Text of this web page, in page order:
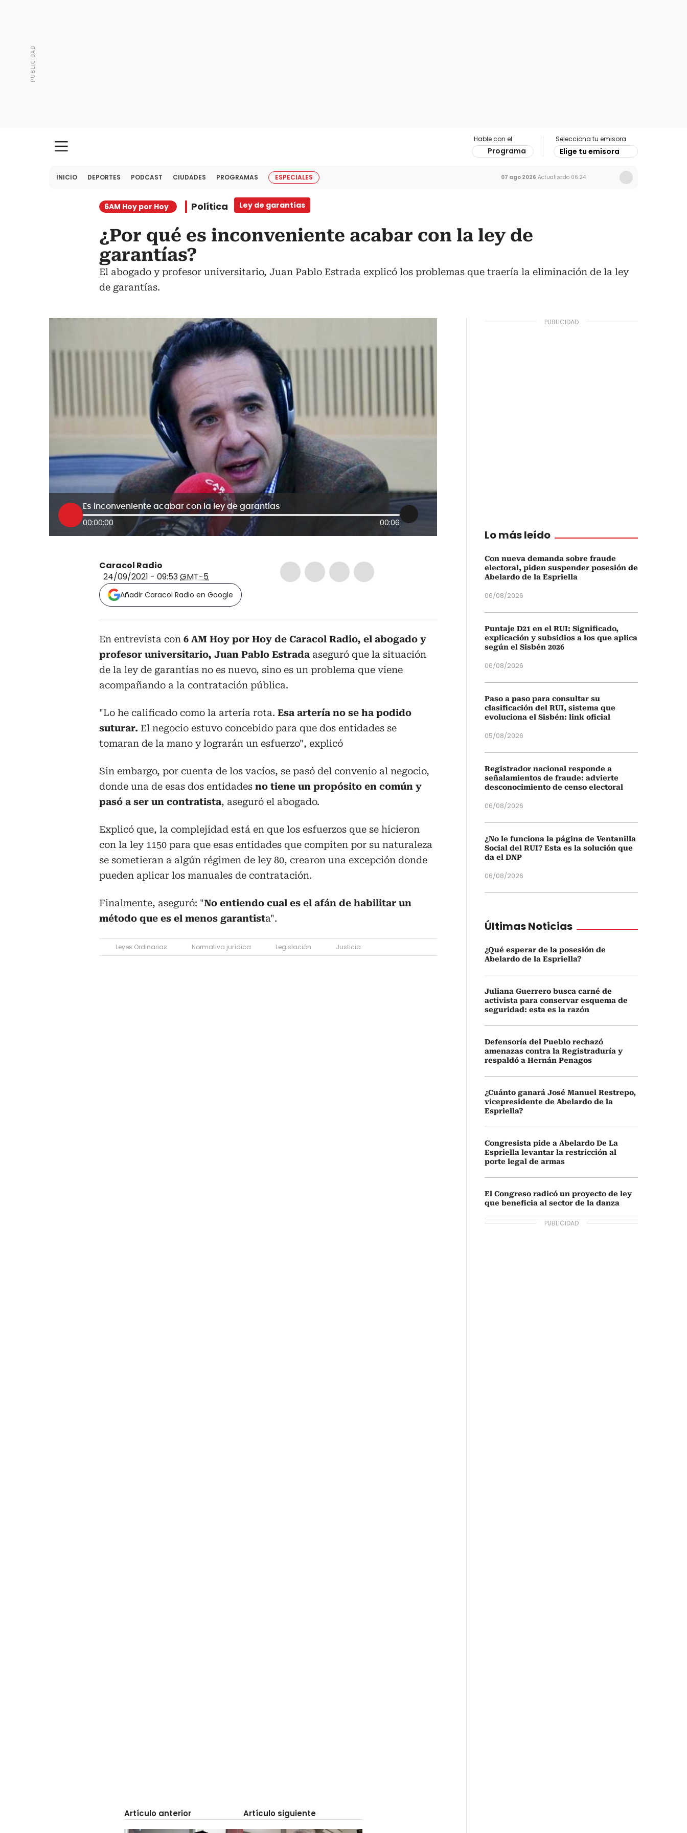
Hable con el
Programa
Selecciona tu emisora
Elige tu emisora
INICIO DEPORTES PODCAST CIUDADES PROGRAMAS ESPECIALES 07 ago 2026 Actualizado 06:24
6AM Hoy por Hoy Política Ley de garantías
¿Por qué es inconveniente acabar con la ley de
garantías?
El abogado y profesor universitario, Juan Pablo Estrada explicó los problemas que traería la eliminación de la ley
de garantías.
Es inconveniente acabar con la ley de garantías
00:00:00 00:06
Caracol Radio
24/09/2021 - 09:53GMT-5
Añadir Caracol Radio en Google
En entrevista con 6 AM Hoy por Hoy de Caracol Radio, el abogado y
profesor universitario, Juan Pablo Estrada aseguró que la situación
de la ley de garantías no es nuevo, sino es un problema que viene
acompañando a la contratación pública.
"Lo he calificado como la artería rota. Esa artería no se ha podido
suturar. El negocio estuvo concebido para que dos entidades se
tomaran de la mano y lograrán un esfuerzo", explicó
Sin embargo, por cuenta de los vacíos, se pasó del convenio al negocio,
donde una de esas dos entidades no tiene un propósito en común y
pasó a ser un contratista, aseguró el abogado.
Explicó que, la complejidad está en que los esfuerzos que se hicieron
con la ley 1150 para que esas entidades que compiten por su naturaleza
se sometieran a algún régimen de ley 80, crearon una excepción donde
pueden aplicar los manuales de contratación.
Finalmente, aseguró: "No entiendo cual es el afán de habilitar un
método que es el menos garantista".
Leyes Ordinarias Normativa jurídica Legislación Justicia
Artículo anterior Artículo siguiente
Lo más leído
Con nueva demanda sobre fraude
electoral, piden suspender posesión de
Abelardo de la Espriella
06/08/2026
Puntaje D21 en el RUI: Significado,
explicación y subsidios a los que aplica
según el Sisbén 2026
06/08/2026
Paso a paso para consultar su
clasificación del RUI, sistema que
evoluciona el Sisbén: link oficial
05/08/2026
Registrador nacional responde a
señalamientos de fraude: advierte
desconocimiento de censo electoral
06/08/2026
¿No le funciona la página de Ventanilla
Social del RUI? Esta es la solución que
da el DNP
06/08/2026
Últimas Noticias
¿Qué esperar de la posesión de
Abelardo de la Espriella?
Juliana Guerrero busca carné de
activista para conservar esquema de
seguridad: esta es la razón
Defensoría del Pueblo rechazó
amenazas contra la Registraduría y
respaldó a Hernán Penagos
¿Cuánto ganará José Manuel Restrepo,
vicepresidente de Abelardo de la
Espriella?
Congresista pide a Abelardo De La
Espriella levantar la restricción al
porte legal de armas
El Congreso radicó un proyecto de ley
que beneficia al sector de la danza